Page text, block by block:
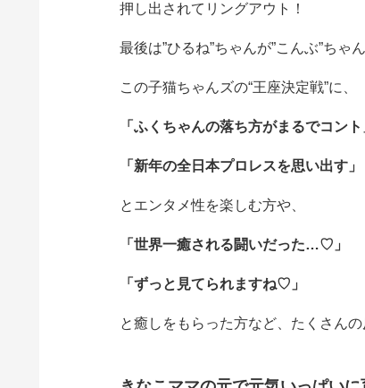
押し出されてリングアウト！
最後は”ひるね”ちゃんが”こんぶ”ちゃ
この子猫ちゃんズの“王座決定戦”に、
「ふくちゃんの落ち方がまるでコント
「新年の全日本プロレスを思い出す」
とエンタメ性を楽しむ方や、
「世界一癒される闘いだった…♡」
「ずっと見てられますね♡」
と癒しをもらった方など、たくさん